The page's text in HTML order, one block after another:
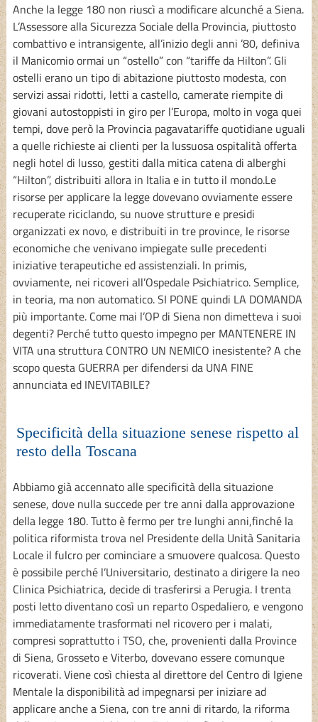
Anche la legge 180 non riuscì a modificare alcunché a Siena.
L’Assessore alla Sicurezza Sociale della Provincia, piuttosto
combattivo e intransigente, all’inizio degli anni ’80, definiva
il Manicomio ormai un “ostello” con “tariffe da Hilton”. Gli
ostelli erano un tipo di abitazione piuttosto modesta, con
servizi assai ridotti, letti a castello, camerate riempite di
giovani autostoppisti in giro per l’Europa, molto in voga quei
tempi, dove però la Provincia pagavatariffe quotidiane uguali
a quelle richieste ai clienti per la lussuosa ospitalità offerta
negli hotel di lusso, gestiti dalla mitica catena di alberghi
“Hilton”, distribuiti allora in Italia e in tutto il mondo.Le
risorse per applicare la legge dovevano ovviamente essere
recuperate riciclando, su nuove strutture e presidi
organizzati ex novo, e distribuiti in tre province, le risorse
economiche che venivano impiegate sulle precedenti
iniziative terapeutiche ed assistenziali. In primis,
ovviamente, nei ricoveri all’Ospedale Psichiatrico. Semplice,
in teoria, ma non automatico. SI PONE quindi LA DOMANDA
più importante. Come mai l’OP di Siena non dimetteva i suoi
degenti? Perché tutto questo impegno per MANTENERE IN
VITA una struttura CONTRO UN NEMICO inesistente? A che
scopo questa GUERRA per difendersi da UNA FINE
annunciata ed INEVITABILE?
Specificità della situazione senese rispetto al
resto della Toscana
Abbiamo già accennato alle specificità della situazione
senese, dove nulla succede per tre anni dalla approvazione
della legge 180. Tutto è fermo per tre lunghi anni,finché la
politica riformista trova nel Presidente della Unità Sanitaria
Locale il fulcro per cominciare a smuovere qualcosa. Questo
è possibile perché l’Universitario, destinato a dirigere la neo
Clinica Psichiatrica, decide di trasferirsi a Perugia. I trenta
posti letto diventano così un reparto Ospedaliero, e vengono
immediatamente trasformati nel ricovero per i malati,
compresi soprattutto i TSO, che, provenienti dalla Province
di Siena, Grosseto e Viterbo, dovevano essere comunque
ricoverati. Viene così chiesta al direttore del Centro di Igiene
Mentale la disponibilità ad impegnarsi per iniziare ad
applicare anche a Siena, con tre anni di ritardo, la riforma